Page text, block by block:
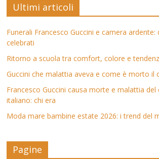
Ultimi articoli
Funerali Francesco Guccini e camera ardente:
celebrati
Ritorno a scuola tra comfort, colore e
Guccini che malattia aveva e come è morto il
Francesco Guccini causa morte e malattia del
italiano: chi era
Moda mare bambine estate 2026: i trend del
Pagine